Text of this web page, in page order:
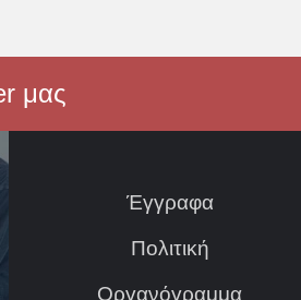
μας
Έγγραφα
Πολιτική
Οργανόγραμμα